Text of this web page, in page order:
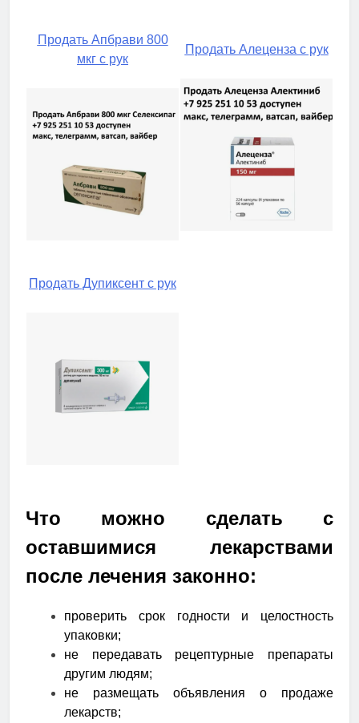
Продать Апбрави 800
мкг с рук
Продать Алеценза с рук
Продать Дупиксент с рук
Что можно сделать с
оставшимися лекарствами
после лечения законно:
проверить срок годности и целостность
упаковки;
не передавать рецептурные препараты
другим людям;
не размещать объявления о продаже
лекарств;